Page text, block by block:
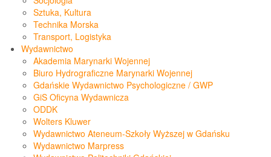
Sztuka, Kultura
Technika Morska
Transport, Logistyka
Wydawnictwo
Akademia Marynarki Wojennej
Biuro Hydrograficzne Marynarki Wojennej
Gdańskie Wydawnictwo Psychologiczne / GWP
GiS Oficyna Wydawnicza
ODDK
Wolters Kluwer
Wydawnictwo Ateneum-Szkoły Wyższej w Gdańsku
Wydawnictwo Marpress